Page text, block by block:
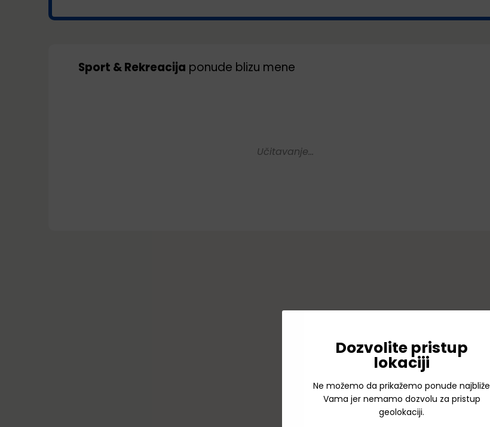
Sport & Rekreacija ponude blizu mene
Učitavanje...
Dozvolite pristup
lokaciji
Ne možemo da prikažemo ponude najbliže
Vama jer nemamo dozvolu za pristup
geolokaciji.